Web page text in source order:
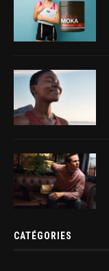
CATÉGORIES